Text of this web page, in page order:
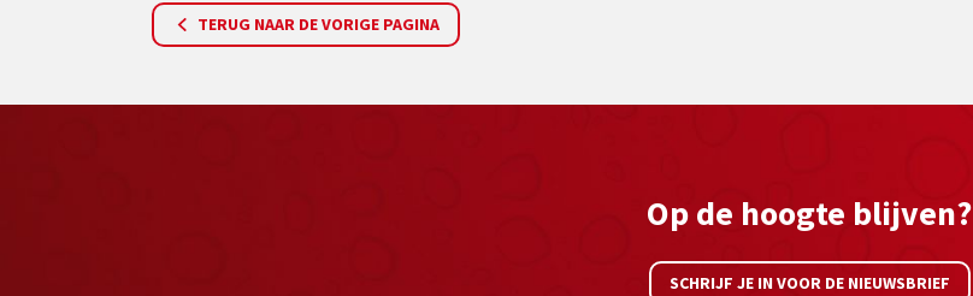
TERUG NAAR DE VORIGE PAGINA
Op de hoogte blijven?
SCHRIJF JE IN VOOR DE NIEUWSBRIEF